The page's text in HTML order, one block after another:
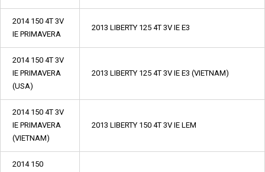
2014 150 4T 3V
IE PRIMAVERA
2013 LIBERTY 125 4T 3V IE E3
2014 150 4T 3V
IE PRIMAVERA
(USA)
2013 LIBERTY 125 4T 3V IE E3 (VIETNAM)
2014 150 4T 3V
IE PRIMAVERA
(VIETNAM)
2013 LIBERTY 150 4T 3V IE LEM
2014 150